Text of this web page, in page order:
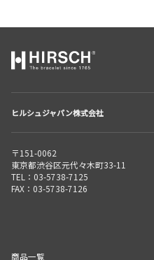
ヒルシュジャパン株式会社
〒151-0062
東京都渋谷区元代々木町33-11
TEL：03-5738-7125
FAX：03-5738-7126
商品一覧